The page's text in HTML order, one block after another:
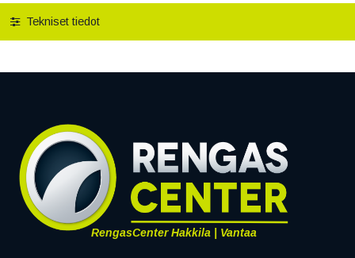
Tekniset tiedot
RengasCenter Hakkila | Vantaa